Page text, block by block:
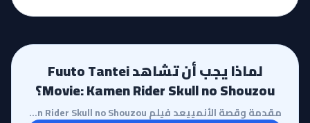
لماذا يجب أن تشاهد Fuuto Tantei
Movie: Kamen Rider Skull no Shouzou؟
مقدمة وقصة الأنمييعد فيلم Fuuto Tantei Movie: Kamen Rider Skull no Shouzou إضافة جوهرية لسلسلة 'فووت...